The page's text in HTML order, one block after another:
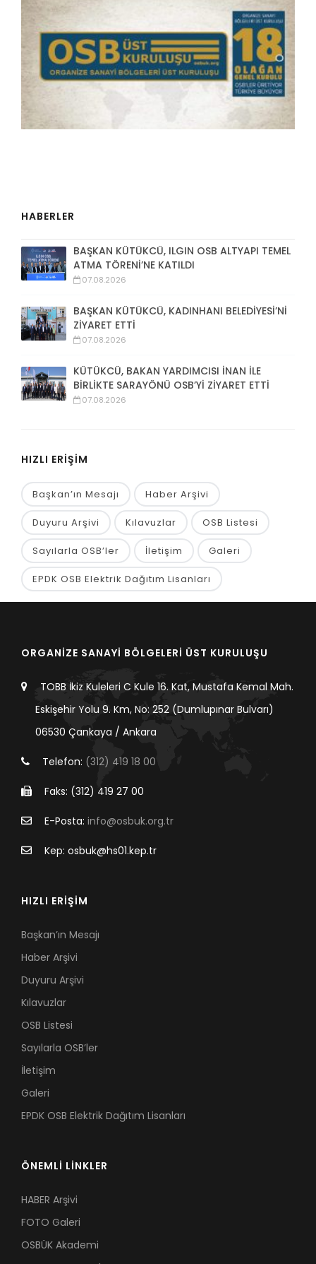
HABERLER
BAŞKAN KÜTÜKCÜ, ILGIN OSB ALTYAPI TEMEL
ATMA TÖRENİ’NE KATILDI
07.08.2026
BAŞKAN KÜTÜKCÜ, KADINHANI BELEDİYESİ’Nİ
ZİYARET ETTİ
07.08.2026
KÜTÜKCÜ, BAKAN YARDIMCISI İNAN İLE
BİRLİKTE SARAYÖNÜ OSB’Yİ ZİYARET ETTİ
07.08.2026
HIZLI ERİŞİM
Başkan’ın Mesajı Haber Arşivi
Duyuru Arşivi Kılavuzlar OSB Listesi
Sayılarla OSB’ler İletişim Galeri
EPDK OSB Elektrik Dağıtım Lisanları
ORGANİZE SANAYİ BÖLGELERİ ÜST KURULUŞU
TOBB İkiz Kuleleri C Kule 16. Kat, Mustafa Kemal Mah.
Eskişehir Yolu 9. Km, No: 252 (Dumlupınar Bulvarı)
06530 Çankaya / Ankara
Telefon: (312) 419 18 00
Faks: (312) 419 27 00
E-Posta: info@osbuk.org.tr
Kep: osbuk@hs01.kep.tr
HIZLI ERİŞİM
Başkan’ın Mesajı
Haber Arşivi
Duyuru Arşivi
Kılavuzlar
OSB Listesi
Sayılarla OSB’ler
İletişim
Galeri
EPDK OSB Elektrik Dağıtım Lisanları
ÖNEMLİ LİNKLER
HABER Arşivi
FOTO Galeri
OSBÜK Akademi